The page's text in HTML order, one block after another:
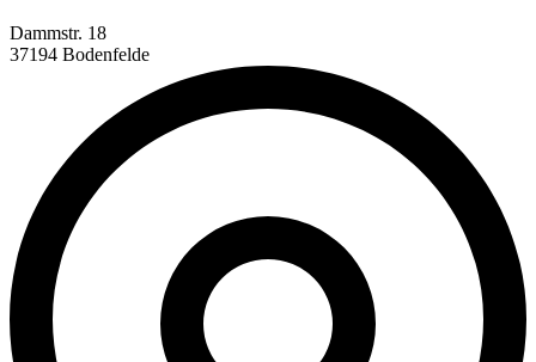
Dammstr. 18
37194 Bodenfelde